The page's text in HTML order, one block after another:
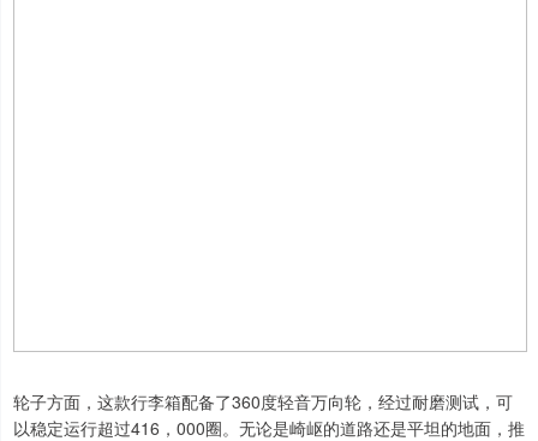
轮子方面，这款行李箱配备了360度轻音万向轮，经过耐磨测试，可
以稳定运行超过416，000圈。无论是崎岖的道路还是平坦的地面，推